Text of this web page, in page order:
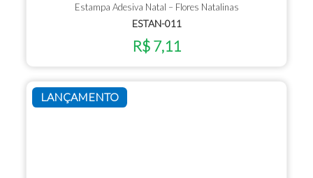
Estampa Adesiva Natal – Flores Natalinas
ESTAN-011
R$ 7,11
LANÇAMENTO